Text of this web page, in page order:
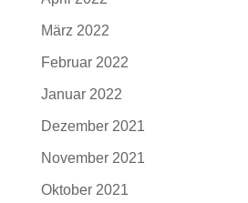
März 2022
Februar 2022
Januar 2022
Dezember 2021
November 2021
Oktober 2021